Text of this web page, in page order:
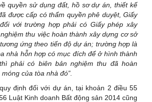
quyền sử dụng đất, hồ sơ dự án, thiết kế
được cấp có thẩm quyền phê duyệt, Giấy
với trường hợp phải có Giấy phép xây
thu việc hoàn thành xây dựng cơ sở
ứng theo tiến độ dự án; trường hợp là
nhà hỗn hợp có mục đích để ở hình thành
phải có biên bản nghiệm thu đã hoàn
của tòa nhà đó”.
định đối với dự án, tại khoản 2 điều 55
Luật Kinh doanh Bất động sản 2014 cũng